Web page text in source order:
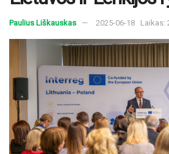
Paulius Liškauskas 2025-06-18 Laikas: